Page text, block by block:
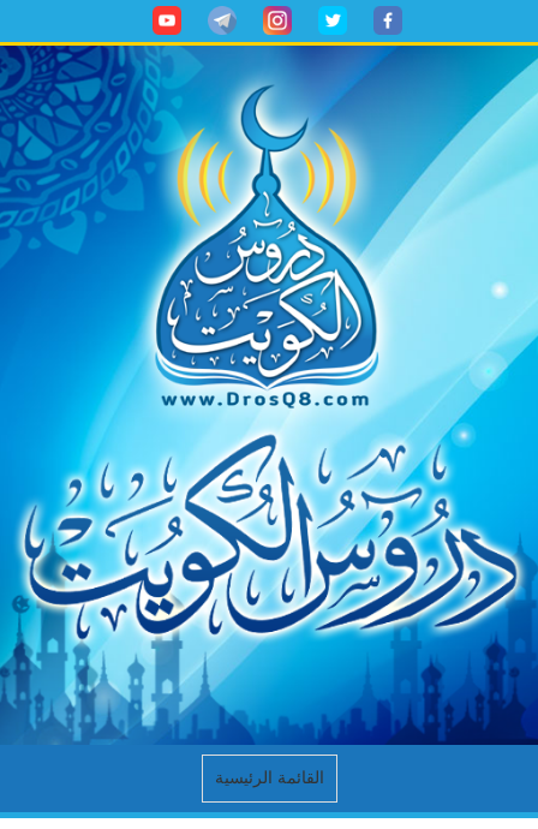
القائمة الرئيسية